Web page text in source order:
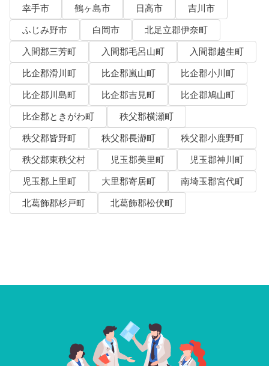
幸手市
鶴ヶ島市 日高市
吉川市
ふじみ野市
白岡市
北足立郡伊奈町
入間郡三芳町
入間郡毛呂山町
入間郡越生町
比企郡滑川町
比企郡嵐山町
比企郡小川町
比企郡川島町
比企郡吉見町
比企郡鳩山町
比企郡ときがわ町
秩父郡横瀬町
秩父郡皆野町
秩父郡長瀞町
秩父郡小鹿野町
秩父郡東秩父村
児玉郡美里町
児玉郡神川町
児玉郡上里町
大里郡寄居町
南埼玉郡宮代町
北葛飾郡杉戸町
北葛飾郡松伏町